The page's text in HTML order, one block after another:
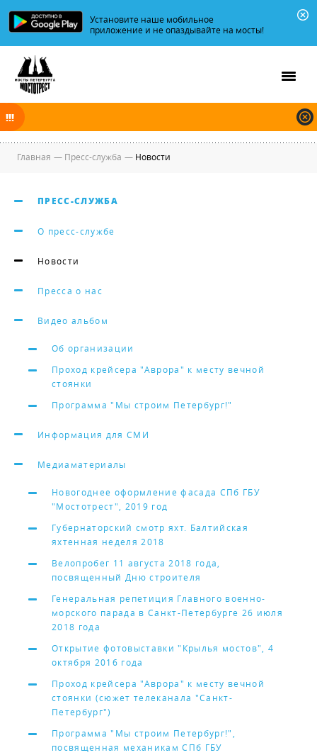
Установите наше мобильное
приложение и не опаздывайте на мосты!
разводятся по графику.
Главная — Пресс-служба — Новости
ПРЕСС-СЛУЖБА
О пресс-службе
Новости
Пресса о нас
Видео альбом
Об организации
Проход крейсера "Аврора" к месту вечной
стоянки
Программа "Мы строим Петербург!"
Информация для СМИ
Медиаматериалы
Новогоднее оформление фасада СПб ГБУ
"Мостотрест", 2019 год
Губернаторский смотр яхт. Балтийская
яхтенная неделя 2018
Велопробег 11 августа 2018 года,
посвященный Дню строителя
Генеральная репетиция Главного военно-
морского парада в Санкт-Петербурге 26 июля
2018 года
Открытие фотовыставки "Крылья мостов", 4
октября 2016 года
Проход крейсера "Аврора" к месту вечной
стоянки (сюжет телеканала "Санкт-
Петербург")
Программа "Мы строим Петербург!",
посвященная механикам СПб ГБУ